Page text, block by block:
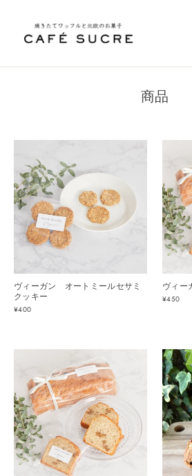
商品
ヴィーガン オートミールセサミ
クッキー
¥400
ヴィー
¥450